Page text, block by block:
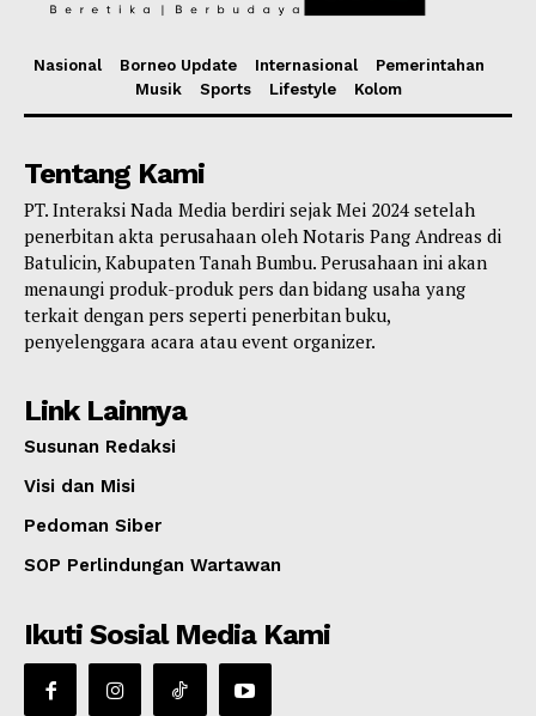
Nasional Borneo Update Internasional
Pemerintahan
Musik
Sports Lifestyle Kolom
Tentang Kami
PT. Interaksi Nada Media berdiri sejak Mei 2024 setelah
penerbitan akta perusahaan oleh Notaris Pang Andreas di
Batulicin, Kabupaten Tanah Bumbu. Perusahaan ini akan
menaungi produk-produk pers dan bidang usaha yang
terkait dengan pers seperti penerbitan buku,
penyelenggara acara atau event organizer.
Link Lainnya
Susunan Redaksi
Visi dan Misi
Pedoman Siber
SOP Perlindungan Wartawan
Ikuti Sosial Media Kami